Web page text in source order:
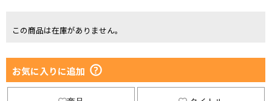
この商品は在庫がありません。
お気に入りに追加